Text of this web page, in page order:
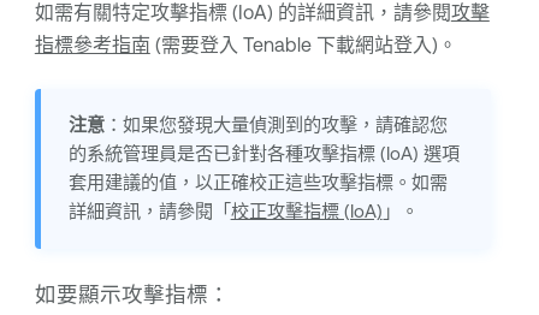
如需有關特定攻擊指標 (IoA) 的詳細資訊，請參閱攻擊
指標參考指南 (需要登入 Tenable 下載網站登入)。
注意：如果您發現大量偵測到的攻擊，請確認您
的系統管理員是否已針對各種攻擊指標 (IoA) 選項
套用建議的值，以正確校正這些攻擊指標。如需
詳細資訊，請參閱「 校正攻擊指標 (IoA) 」。
如要顯示攻擊指標：